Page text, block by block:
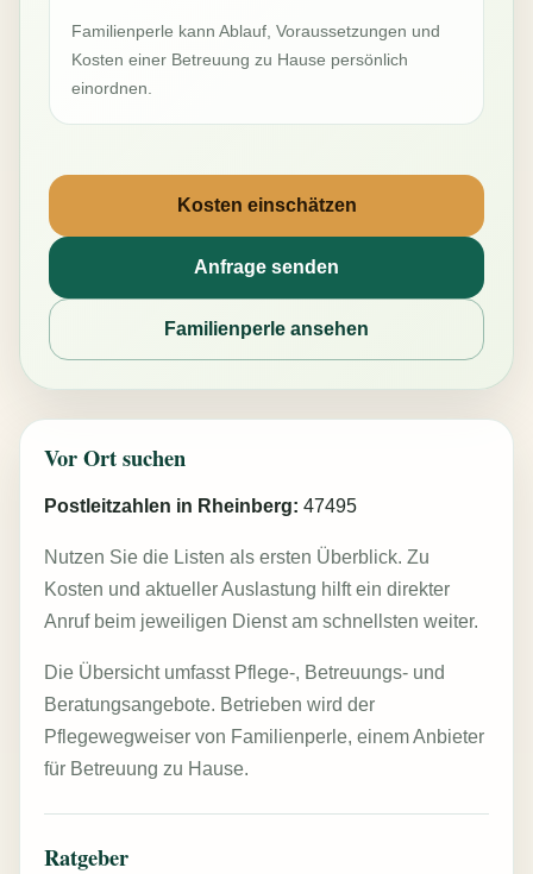
Familienperle kann Ablauf, Voraussetzungen und
Kosten einer Betreuung zu Hause persönlich
einordnen.
Kosten einschätzen
Anfrage senden
Familienperle ansehen
Vor Ort suchen
Postleitzahlen in Rheinberg: 47495
Nutzen Sie die Listen als ersten Überblick. Zu
Kosten und aktueller Auslastung hilft ein direkter
Anruf beim jeweiligen Dienst am schnellsten weiter.
Die Übersicht umfasst Pflege-, Betreuungs- und
Beratungsangebote. Betrieben wird der
Pflegewegweiser von Familienperle, einem Anbieter
für Betreuung zu Hause.
Ratgeber